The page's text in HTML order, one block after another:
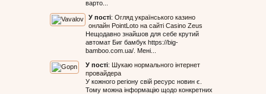
варто...
У пості: Огляд українського казино
онлайн PointLoto на сайті Casino Zeus
Нещодавно знайшов для себе крутий
автомат Биг бамбук https://big-
bamboo.com.ua/. Мені...
У пості: Шукаю нормального інтернет
провайдера
У кожного регіону свій ресурс новин є.
Тому можна інформацію щодо конкретних